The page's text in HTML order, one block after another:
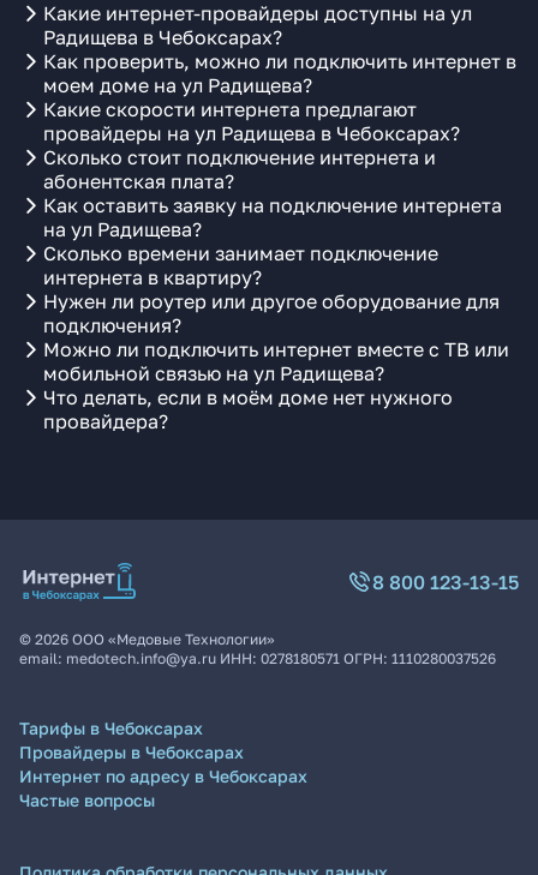
Какие интернет-провайдеры доступны на ул
Радищева в Чебоксарах?
Как проверить, можно ли подключить интернет в
моем доме на ул Радищева?
Какие скорости интернета предлагают
провайдеры на ул Радищева в Чебоксарах?
Сколько стоит подключение интернета и
абонентская плата?
Как оставить заявку на подключение интернета
на ул Радищева?
Сколько времени занимает подключение
интернета в квартиру?
Нужен ли роутер или другое оборудование для
подключения?
Можно ли подключить интернет вместе с ТВ или
мобильной связью на ул Радищева?
Что делать, если в моём доме нет нужного
провайдера?
8 800 123-13-15
© 2026 ООО «Медовые Технологии»
email: medotech.info@ya.ru ИНН: 0278180571 ОГРН: 1110280037526
Тарифы в Чебоксарах
Провайдеры в Чебоксарах
Интернет по адресу в Чебоксарах
Частые вопросы